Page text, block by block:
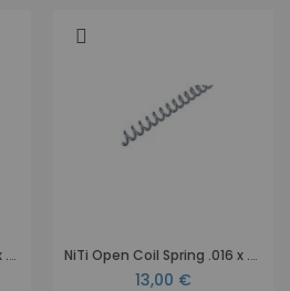
NiTi Open Coil Spring .014 x .036, 18 cm NiTi Open Coil Spring .016 x .036, 18 cm
13,00 €